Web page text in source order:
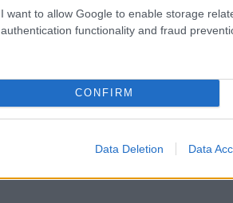
I want to allow Google to enable storage
authentication functionality and fraud
CONFIRM
Data Deletion Data